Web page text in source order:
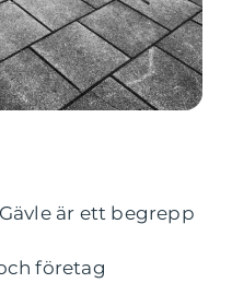
är ett begrepp
företag